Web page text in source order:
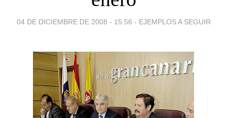
04 DE DICIEMBRE DE 2008 - 15:56 - EJEMPLOS A SEGUIR